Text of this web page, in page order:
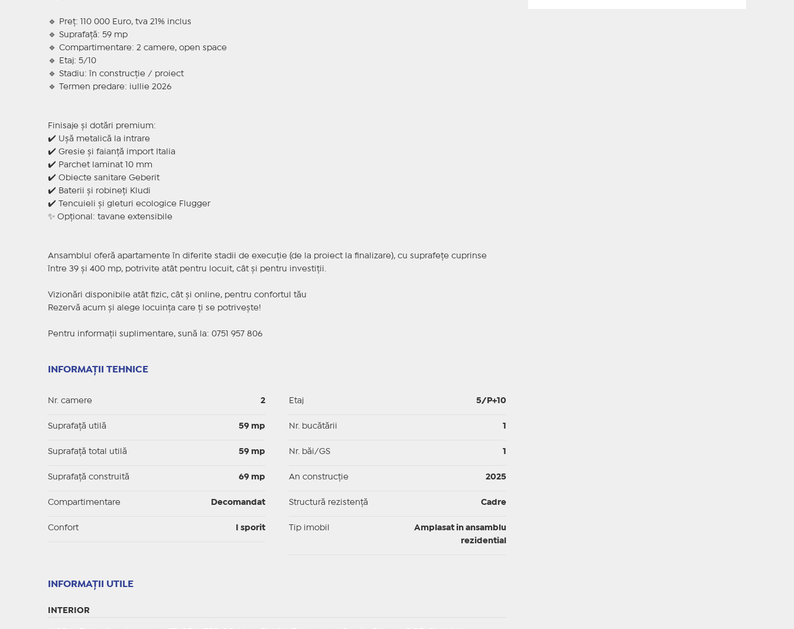
🔹 Preț: 110 000 Euro, tva 21% inclus
🔹 Suprafață: 59 mp
🔹 Compartimentare: 2 camere, open space
🔹 Etaj: 5/10
🔹 Stadiu: în construcție / proiect
🔹 Termen predare: iullie 2026
Finisaje și dotări premium:
✔️ Ușă metalică la intrare
✔️ Gresie și faianță import Italia
✔️ Parchet laminat 10 mm
✔️ Obiecte sanitare Geberit
✔️ Baterii și robineți Kludi
✔️ Tencuieli și gleturi ecologice Flugger
✨ Opțional: tavane extensibile
Ansamblul oferă apartamente în diferite stadii de execuție (de la proiect la finalizare), cu suprafețe cuprinse
între 39 și 400 mp, potrivite atât pentru locuit, cât și pentru investiții.
Vizionări disponibile atât fizic, cât și online, pentru confortul tău
Rezervă acum și alege locuința care ți se potrivește!
Pentru informații suplimentare, sună la: 0751 957 806
INFORMAȚII TEHNICE
Nr. camere 2
Suprafaţă utilă 59 mp
Suprafaţă total utilă 59 mp
Suprafaţă construită 69 mp
Compartimentare Decomandat
Confort I sporit
Etaj 5/P+10
Nr. bucătării
Nr. băi/GS
An construcție 2025
Structură rezistență Cadre
Tip imobil
Amplasat in ansamblu
rezidential
INFORMAŢII UTILE
INTERIOR